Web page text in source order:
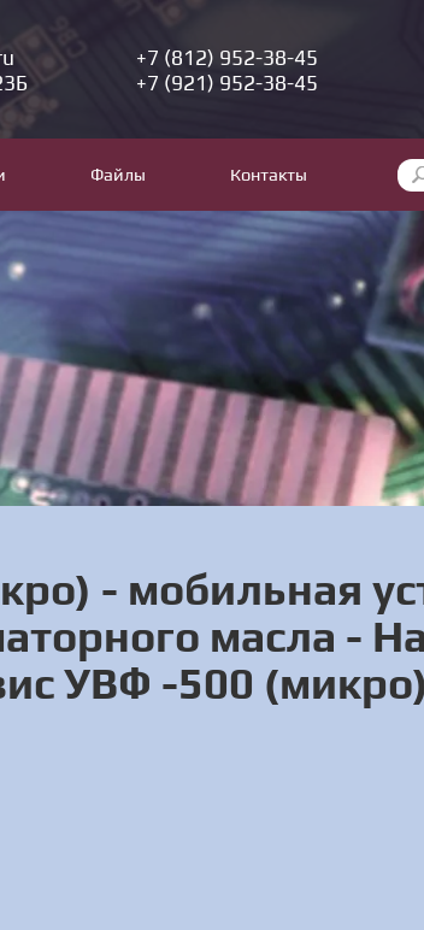
+7 (812) 952-38-45
+7 (921) 952-38-45
Файлы Контакты
- мобильная
масла -
УВФ -500 (микро)